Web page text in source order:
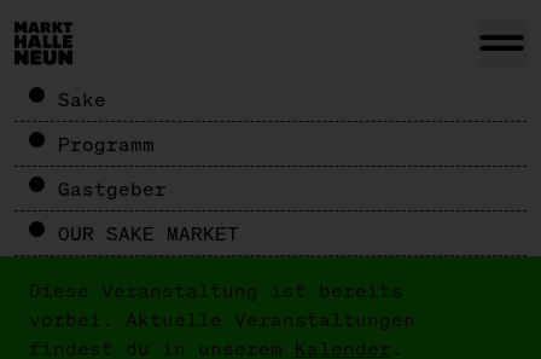
Sake
Programm
Gastgeber
OUR SAKE MARKET
Diese Veranstaltung ist bereits
vorbei. Aktuelle Veranstaltungen
findest du in unserem Kalender .